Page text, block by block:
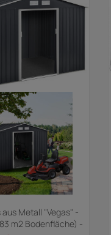
Metall "Vegas" -
m2 Bodenfläche) -